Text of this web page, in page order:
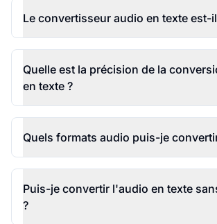
Le convertisseur audio en texte est-
Quelle est la précision de la
en texte ?
Quels formats audio puis-je
Puis-je convertir l'audio en texte
?